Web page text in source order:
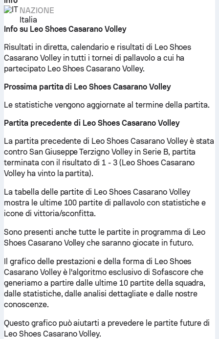
NAZIONE
Italia
Info su Leo Shoes Casarano Volley
Risultati in diretta, calendario e risultati di Leo Shoes
Casarano Volley in tutti i tornei di pallavolo a cui ha
partecipato Leo Shoes Casarano Volley.
Prossima partita di Leo Shoes Casarano Volley
Le statistiche vengono aggiornate al termine della partita.
Partita precedente di Leo Shoes Casarano Volley
La partita precedente di Leo Shoes Casarano Volley è stata
contro San Giuseppe Terzigno Volley in Serie B, partita
terminata con il risultato di 1 - 3 (Leo Shoes Casarano
Volley ha vinto la partita).
La tabella delle partite di Leo Shoes Casarano Volley
mostra le ultime 100 partite di pallavolo con statistiche e
icone di vittoria/sconfitta.
Sono presenti anche tutte le partite in programma di Leo
Shoes Casarano Volley che saranno giocate in futuro.
Il grafico delle prestazioni e della forma di Leo Shoes
Casarano Volley è l'algoritmo esclusivo di Sofascore che
generiamo a partire dalle ultime 10 partite della squadra,
dalle statistiche, dalle analisi dettagliate e dalle nostre
conoscenze.
Questo grafico può aiutarti a prevedere le partite future di
Leo Shoes Casarano Volley.